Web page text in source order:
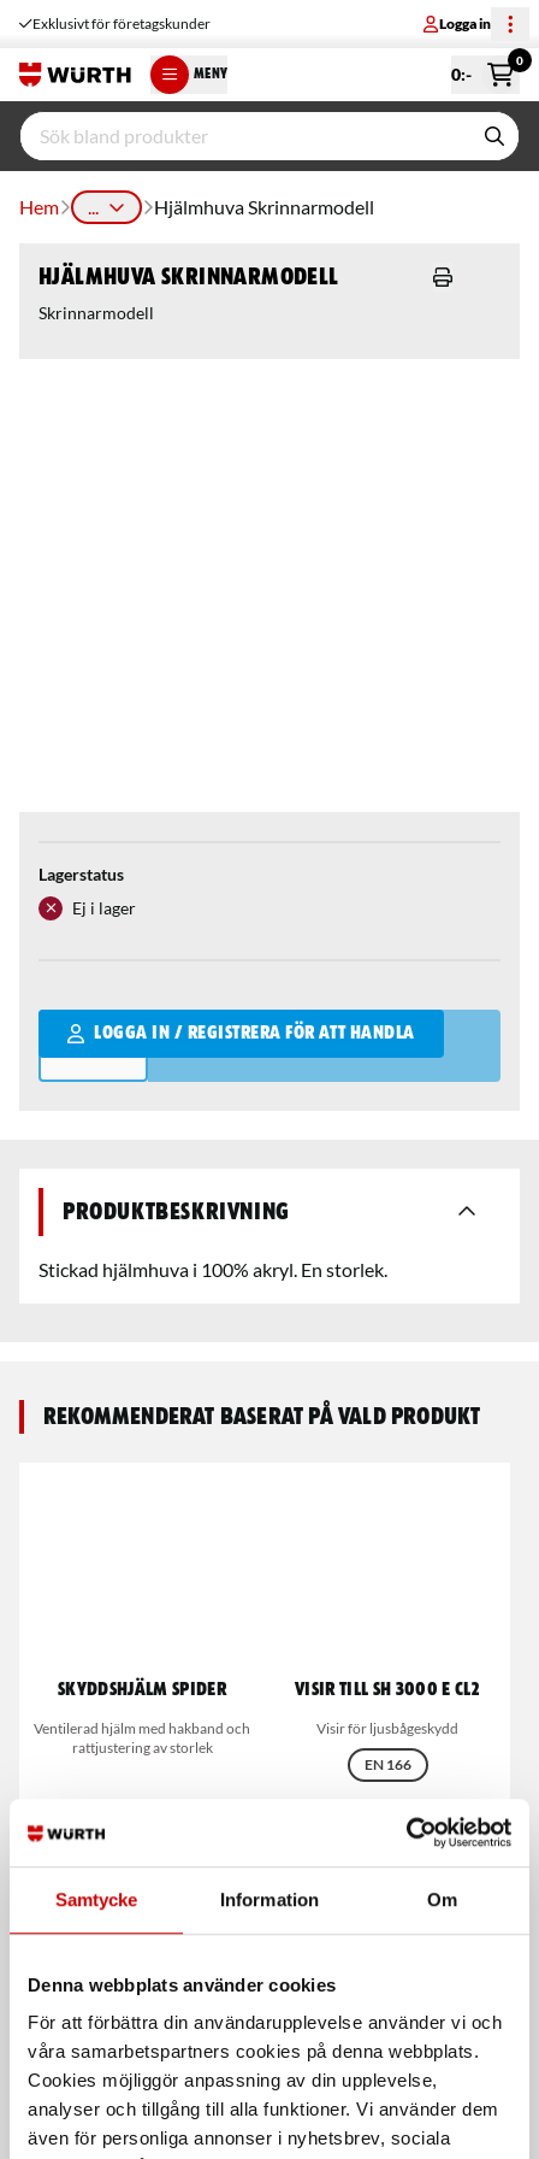
Samtycke Information Om
Denna webbplats använder cookies
För att förbättra din användarupplevelse använder vi och
våra samarbetspartners cookies på denna webbplats.
Cookies möjliggör anpassning av din upplevelse,
analyser och tillgång till alla funktioner. Vi använder dem
även för personliga annonser i nyhetsbrev, sociala
Exklusivt för företagskunder Logga in
MENY 0:-
0
Hem ... Hjälmhuva Skrinnarmodell
Hjälmhuva Skrinnarmodell
Skrinnarmodell
Lagerstatus
Ej i lager
LOGGA IN / REGISTRERA FÖR ATT HANDLA
Qantity
Produktbeskrivning
Stickad hjälmhuva i 100% akryl. En storlek.
Rekommenderat baserat på vald produkt
Skyddshjälm Spider
Ventilerad hjälm med hakband och
rattjustering av storlek
Visir till SH 3000 E CL2
Visir för ljusbågeskydd
EN 166
Adapter för hörselskydd
Till skyddshjälm Spider
Svettband läder
Peltor HYG4
De som köpte, köpte även